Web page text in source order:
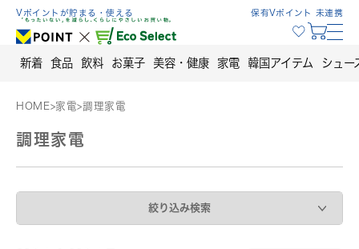
Skip
content
Vポイントが貯まる・使える 保有Vポイント 未連携
新着 食品 飲料 お菓子 美容・健康 家電 韓国アイテム シュー
HOME>家電>調理家電
調理家電
絞り込み検索